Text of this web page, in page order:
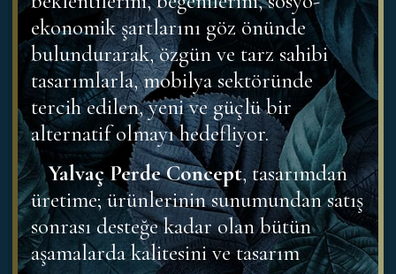
ekonomik şartlarını göz önünde
bulundurarak, özgün ve tarz sahibi
tasarımlarla, mobilya sektöründe
tercih edilen, yeni ve güçlü bir
alternatif olmayı hedefliyor.
Yalvaç Perde Concept, tasarımdan
üretime; ürünlerinin sunumundan satış
sonrası desteğe kadar olan bütün
aşamalarda kalitesini ve tasarım